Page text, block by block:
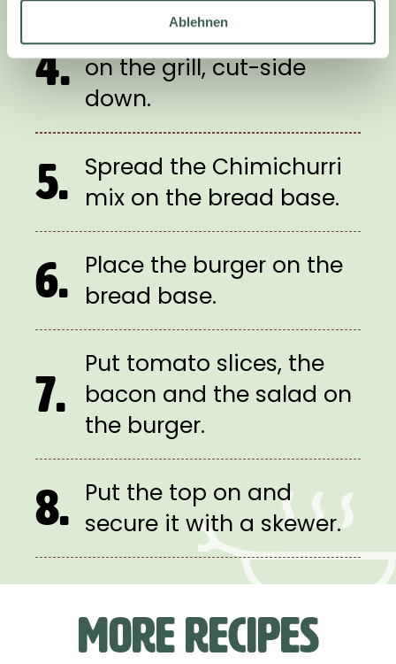
Ablehnen
4.
Toast the brioche bun
on the grill, cut-side
down.
5. Spread the Chimichurri
mix on the bread base.
6. Place the burger on the
bread base.
7.
Put tomato slices, the
bacon and the salad on
the burger.
8. Put the top on and
secure it with a skewer.
More recipes